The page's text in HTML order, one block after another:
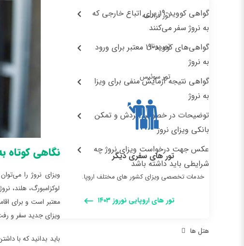
تور فرانسه
تور یونان
تور سوئیس
تور های سفری دیگر
خدمات تخصصی ویزای کشور های مختلف اروپا.
تور های اروپایی نوروز ۱۴۰۳
هتل ها
گواهی کووید-19 برای اتباع خارجی که
به نروژ سفر می‌کنند
گواهی‌های کووید-19 معتبر برای ورود
به نروژ
گواهی نتیجه آزمایش منفی برای ویزا
به نروژ
توضیحات در خصوص گردش و تمکن
بانکی ویزای نروژ
عکس جهت درخواست ویزای نروژ چه
شرایطی باید داشته باشد
نگاهی کوتاه
ویزای نروژ را
لوکزامبورگ، هلند،
معتبر است و برای
ویزای جدید سفر و
باید بدانید که با